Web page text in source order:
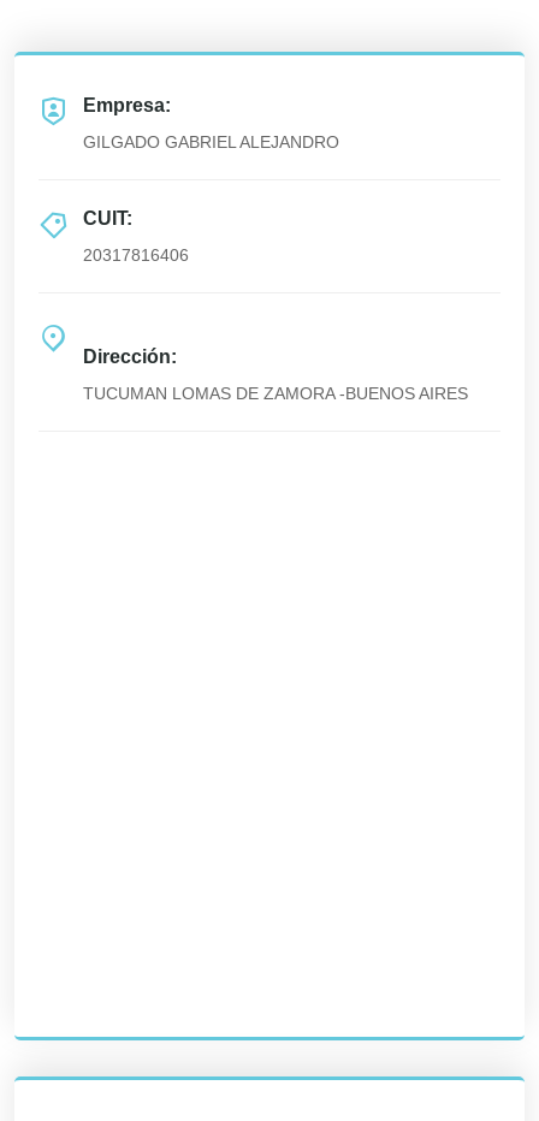
Empresa:
GILGADO GABRIEL ALEJANDRO
CUIT:
20317816406
Dirección:
TUCUMAN LOMAS DE ZAMORA -BUENOS AIRES